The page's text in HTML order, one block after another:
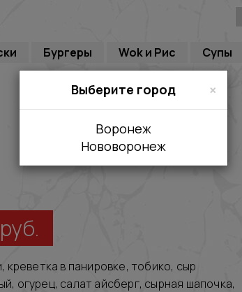
Бургеры Wok и Рис Супы
руб.
креветка в панировке, тобико, сыр
огурец, салат айсберг, сырная шапочка,
Выберите город ×
Воронеж
Нововоронеж